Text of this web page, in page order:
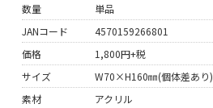
数量
単品
JANコード
4570159266801
価格
1,800円+税
サイズ
W70×H160㎜(個体差あり)
素材
アクリル